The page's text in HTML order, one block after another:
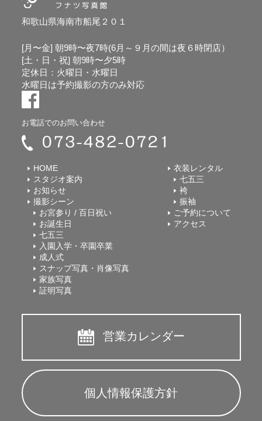
和歌山県海南市船尾２０１
[月〜金] 朝9時〜夜7時(6月～９月の間は夜６時閉店）
[土・日・祝] 朝9時〜夕5時
定休日：火曜日・水曜日
水曜日は予約撮影の方のみ対応
お電話でのお問い合わせ
HOME
スタジオ案内
お知らせ
撮影シーン
お宮参り / 百日祝い
お誕生日
七五三
入園入学・卒園卒業
成人式
スナップ写真・肖像写真
家族写真
証明写真
衣装レンタル
七五三
袴
振袖
ご予約について
アクセス
営業カレンダー
個人情報保護方針